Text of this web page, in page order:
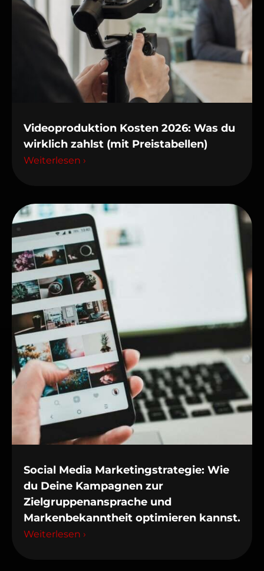
Videoproduktion Kosten 2026: Was du
wirklich zahlst (mit Preistabellen)
Weiterlesen ›
Social Media Marketingstrategie: Wie
du Deine Kampagnen zur
Zielgruppenansprache und
Markenbekanntheit optimieren kannst.
Weiterlesen ›